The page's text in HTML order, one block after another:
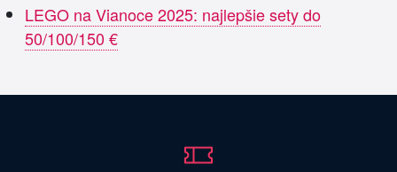
LEGO na Vianoce 2025: najlepšie sety do
50/100/150 €